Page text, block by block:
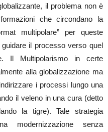
il problema non è
che circondano la
multipolare” per queste
il processo verso quel
Il Multipolarismo in certe
alla globalizzazione ma
i processi lungo una
il veleno in una cura (detto
la tigre). Tale strategia
modernizzazione senza